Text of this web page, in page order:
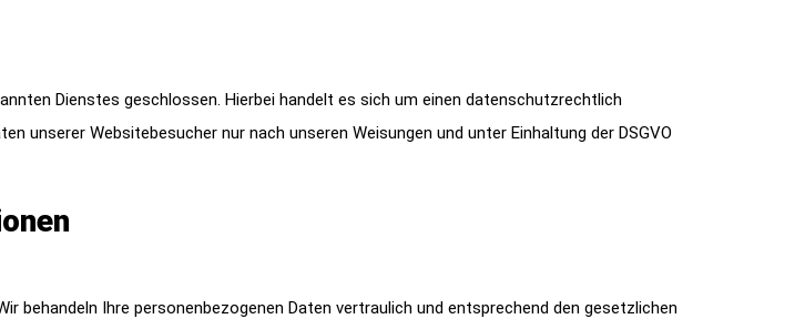
Dienstes geschlossen. Hierbei handelt es sich um einen datenschutzrechtlich
unserer Websitebesucher nur nach unseren Weisungen und unter Einhaltung der DSGVO
behandeln Ihre personenbezogenen Daten vertraulich und entsprechend den gesetzlichen